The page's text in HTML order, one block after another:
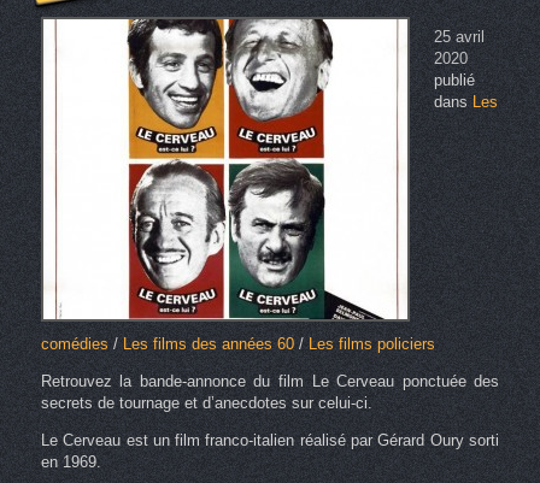
25 avril
2020
publié
dansLes
comédies/Les films des années 60/Les films policiers
Retrouvez la bande-annonce du film Le Cerveau ponctuée des
secrets de tournage et d’anecdotes sur celui-ci.
Le Cerveau est un film franco-italien réalisé par Gérard Oury sorti
en 1969.